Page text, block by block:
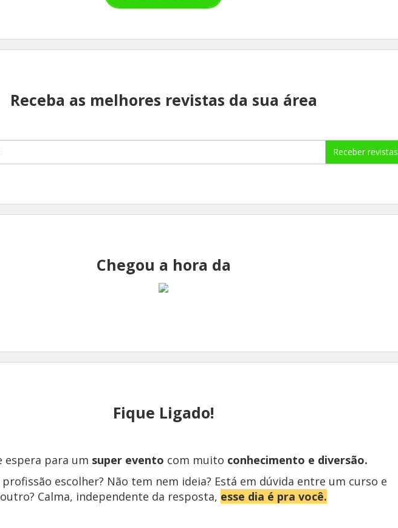
Receba as melhores revistas da sua área
Receber revistas
Chegou a hora da
Fique Ligado!
espera para um super evento com muito conhecimento e diversão.
profissão escolher? Não tem nem ideia? Está em dúvida entre um curso e
outro? Calma, independente da resposta, esse dia é pra você.